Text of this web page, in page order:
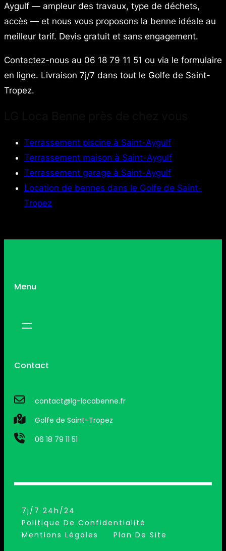
Aygulf — ampleur des travaux, type de déchets,
accès — et nous vous proposons la benne idéale au
meilleur tarif. Devis gratuit et sans engagement.
Contactez-nous au 06 18 79 11 51 ou via le formulaire
en ligne. Livraison 7j/7 dans tout le Golfe de Saint-
Tropez.
Terrassement piscine à Saint-Aygulf
Terrassement maison à Saint-Aygulf
Terrassement garage à Saint-Aygulf
Location de bennes dans le Golfe de Saint-
Tropez
Menu
Contact
contact@lg-locabenne.fr
Golfe de Saint-Tropez
06 18 79 11 51
7j/7 24h/24
Politique De Confidentialité
Mentions Légales
Plan De Site